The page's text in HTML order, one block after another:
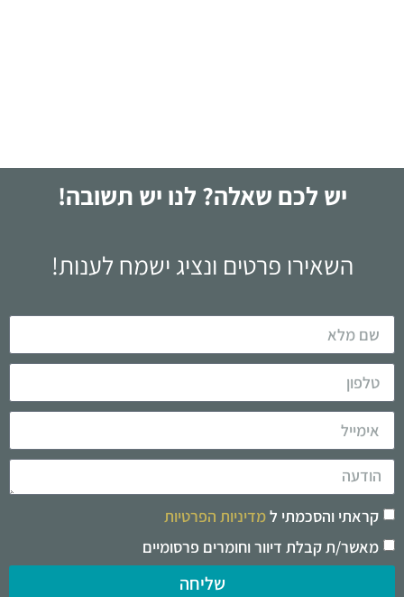
יש לכם שאלה? לנו יש תשובה!
השאירו פרטים ונציג ישמח לענות!
קראתי והסכמתי למדיניות הפרטיות
מאשר/ת קבלת דיוור וחומרים פרסומיים
שליחה